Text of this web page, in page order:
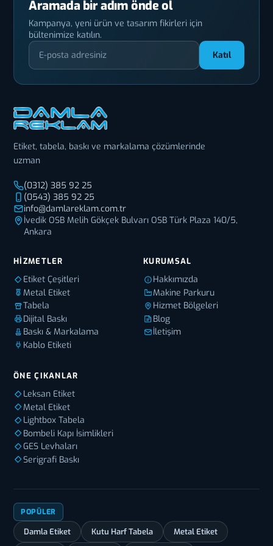
Aramada bir adım önde ol
Kampanya, yeni ürün ve tasarım fikirleri için
bültenimize katılın.
Katıl
Etiket, tabela, baskı ve markalama çözümlerinde
uzman
(0312) 385 92 25
(0543) 385 92 25
info@damlareklam.com.tr
İvedik OSB Melih Gökçek Bulvarı OSB Türk Plaza 140/5,
Ankara
HIZMETLER
Etiket Çeşitleri
Metal Etiket
Tabela
Dijital Baskı
Baskı & Markalama
Kablo Etiketi
KURUMSAL
Hakkımızda
Makine Parkuru
Hizmet Bölgeleri
Blog
İletişim
ÖNE ÇIKANLAR
Leksan Etiket
Metal Etiket
Lightbox Tabela
Bombeli Kapı İsimlikleri
GES Levhaları
Serigrafi Baskı
POPÜLER
Damla Etiket Kutu Harf Tabela Metal Etiket